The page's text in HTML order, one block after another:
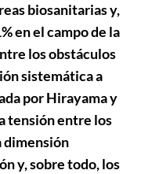
biosanitarias y,
en el campo de la
los obstáculos
sistemática a
por Hirayama y
tensión entre los
dimensión
y, sobre todo, los